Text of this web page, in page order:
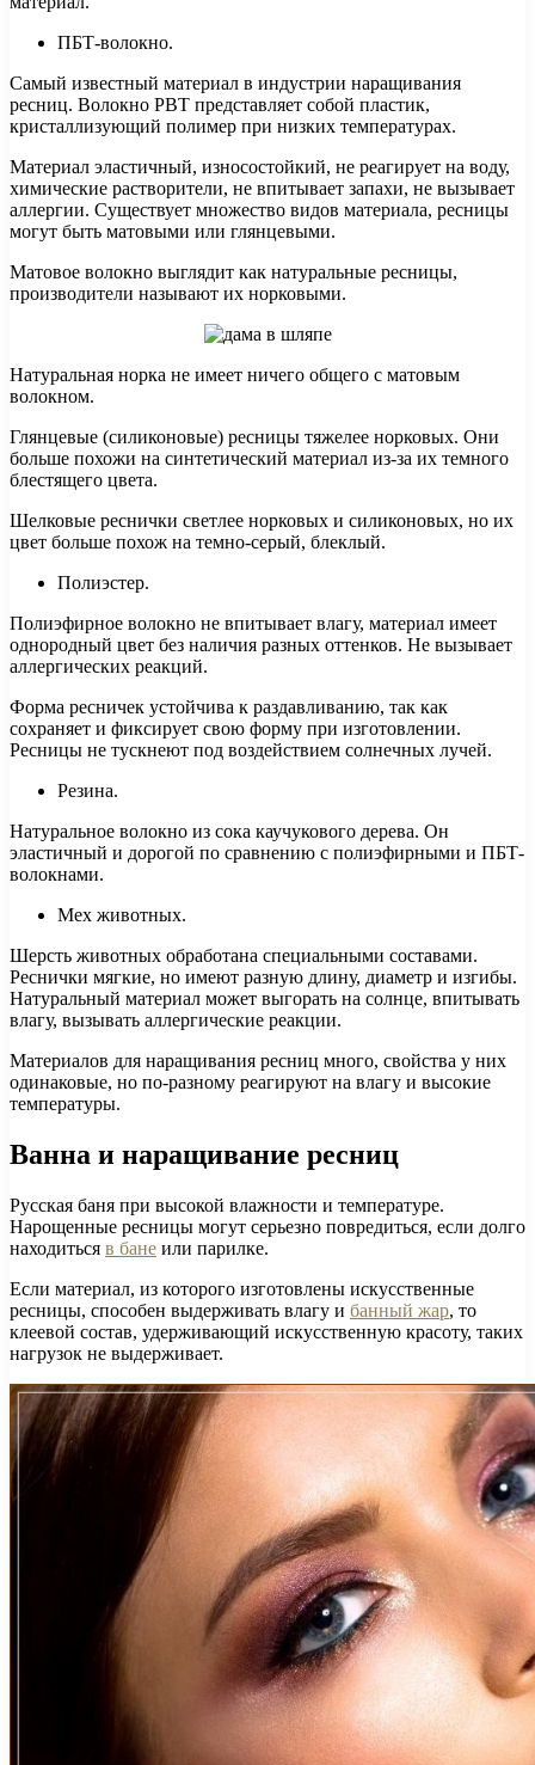
ПБТ-волокно.
Самый известный материал в индустрии наращивания
ресниц. Волокно PBT представляет собой пластик,
кристаллизующий полимер при низких температурах.
Материал эластичный, износостойкий, не реагирует на воду,
химические растворители, не впитывает запахи, не вызывает
аллергии. Существует множество видов материала, ресницы
могут быть матовыми или глянцевыми.
Матовое волокно выглядит как натуральные ресницы,
производители называют их норковыми.
Натуральная норка не имеет ничего общего с матовым
волокном.
Глянцевые (силиконовые) ресницы тяжелее норковых. Они
больше похожи на синтетический материал из-за их темного
блестящего цвета.
Шелковые реснички светлее норковых и силиконовых, но их
цвет больше похож на темно-серый, блеклый.
Полиэстер.
Полиэфирное волокно не впитывает влагу, материал имеет
однородный цвет без наличия разных оттенков. Не вызывает
аллергических реакций.
Форма ресничек устойчива к раздавливанию, так как
сохраняет и фиксирует свою форму при изготовлении.
Ресницы не тускнеют под воздействием солнечных лучей.
Резина.
Натуральное волокно из сока каучукового дерева. Он
эластичный и дорогой по сравнению с полиэфирными и ПБТ-
волокнами.
Мех животных.
Шерсть животных обработана специальными составами.
Реснички мягкие, но имеют разную длину, диаметр и изгибы.
Натуральный материал может выгорать на солнце, впитывать
влагу, вызывать аллергические реакции.
Материалов для наращивания ресниц много, свойства у них
одинаковые, но по-разному реагируют на влагу и высокие
температуры.
Ванна и наращивание ресниц
Русская баня при высокой влажности и температуре.
Нарощенные ресницы могут серьезно повредиться, если долго
находиться в бане или парилке.
Если материал, из которого изготовлены искусственные
ресницы, способен выдерживать влагу и банный жар, то
клеевой состав, удерживающий искусственную красоту, таких
нагрузок не выдерживает.